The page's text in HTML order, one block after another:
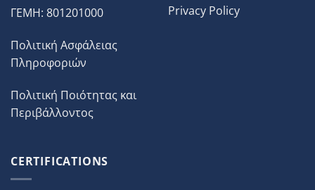
ΓΕΜΗ: 801201000
Πολιτική Ασφάλειας
Πληροφοριών
Πολιτική Ποιότητας και
Περιβάλλοντος
Privacy Policy
CERTIFICATIONS